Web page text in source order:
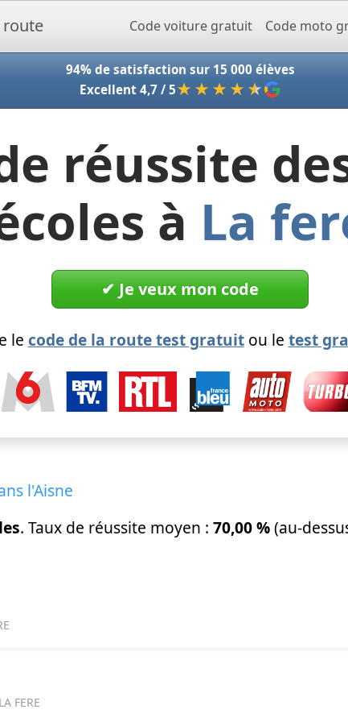
Accueil - CodeclicCode voiture gratuit Code moto
94% de satisfaction sur 15 000 élèves
Excellent 4,7 / 5★★★★ ★
réussite
à La
✔︎ Je veux mon code
le code de la route test gratuitou le test
l'Aisne
. Taux de réussite moyen : 70,00 %(au-
FERE